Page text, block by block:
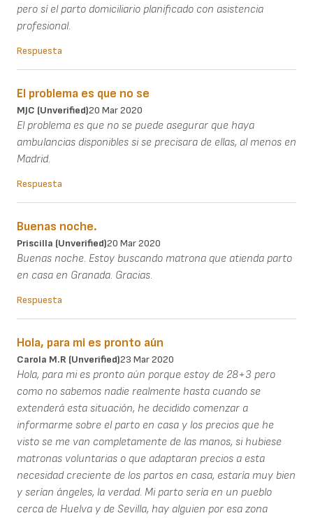
pero sí el parto domiciliario planificado con asistencia
profesional.
Respuesta
El problema es que no se
MJC (unverified)20 Mar 2020
El problema es que no se puede asegurar que haya
ambulancias disponibles si se precisara de ellas, al menos en
Madrid.
Respuesta
Buenas noche.
Priscilla (unverified)20 Mar 2020
Buenas noche. Estoy buscando matrona que atienda parto
en casa en Granada. Gracias.
Respuesta
Hola, para mi es pronto aún
Carola M.R (unverified)23 Mar 2020
Hola, para mi es pronto aún porque estoy de 28+3 pero
como no sabemos nadie realmente hasta cuando se
extenderá esta situación, he decidido comenzar a
informarme sobre el parto en casa y los precios que he
visto se me van completamente de las manos, si hubiese
matronas voluntarias o que adaptaran precios a esta
necesidad creciente de los partos en casa, estaría muy bien
y serían ángeles, la verdad. Mi parto sería en un pueblo
cerca de Huelva y de Sevilla, hay alguien por esa zona